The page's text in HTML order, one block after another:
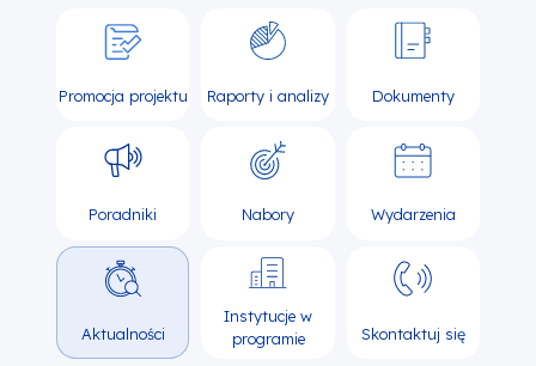
Promocja projektu Raporty i analizy Dokumenty
Poradniki Nabory Wydarzenia
Aktualności
Instytucje w
programie
Skontaktuj się